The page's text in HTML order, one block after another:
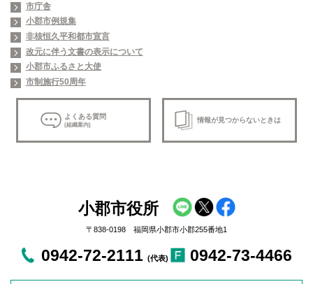
市庁舎
小郡市例規集
非核恒久平和都市宣言
改元に伴う文書の表示について
小郡市ふるさと大使
市制施行50周年
よくある質問
(組織案内)
情報が見つからないときは
小郡市役所
〒838-0198 福岡県小郡市小郡255番地1
0942-72-2111 (代表) 0942-73-4466